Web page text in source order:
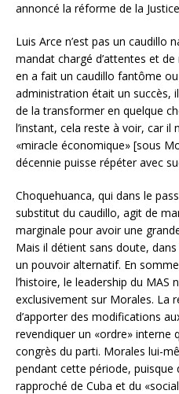
annoncé la réforme de la
Luis Arce n’est pas un caudillo
mandat chargé d’attentes et
en a fait un caudillo fantôme ou
administration était un succès,
de la transformer en quelque
l’instant, cela reste à voir, car il
«miracle économique» [sous
décennie puisse répéter avec
Choquehuanca, qui dans le
substitut du caudillo, agit de
marginale pour avoir une
Mais il détient sans doute,
un pouvoir alternatif. En
l’histoire, le leadership du MAS
exclusivement sur Morales. La
d’apporter des modifications
revendiquer un «ordre» interne
congrès du parti. Morales lui-
pendant cette période, puisque
rapproché de Cuba et du